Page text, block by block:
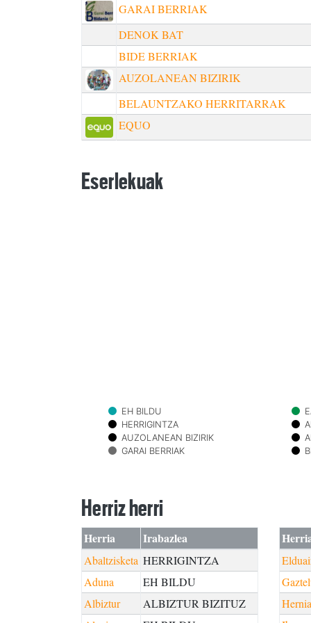
GARAI BERRIAK
DENOK BAT
BIDE BERRIAK
AUZOLANEAN BIZIRIK
BELAUNTZAKO HERRITARRAK
EQUO
Eserlekuak
EH BILDU
HERRIGINTZA
AUZOLANEAN BIZIRIK
GARAI BERRIAK
Herriz herri
Herria Irabazlea
Abaltzisketa HERRIGINTZA
Aduna
EH BILDU
Albiztur
ALBIZTUR BIZITUZ